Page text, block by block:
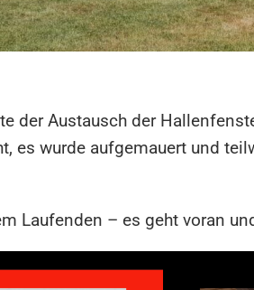
der Austausch der
es wurde aufgemauert und
Laufenden – es geht voran